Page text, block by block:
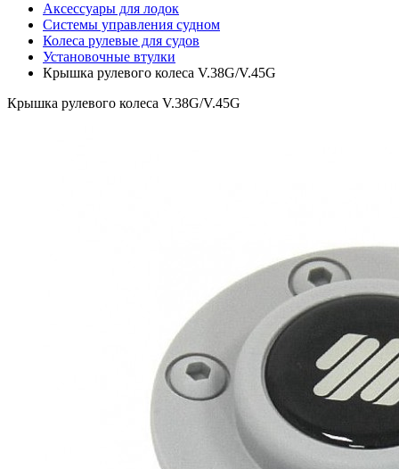
Аксессуары для лодок
Системы управления судном
Колеса рулевые для судов
Установочные втулки
Крышка рулевого колеса V.38G/V.45G
Крышка рулевого колеса V.38G/V.45G